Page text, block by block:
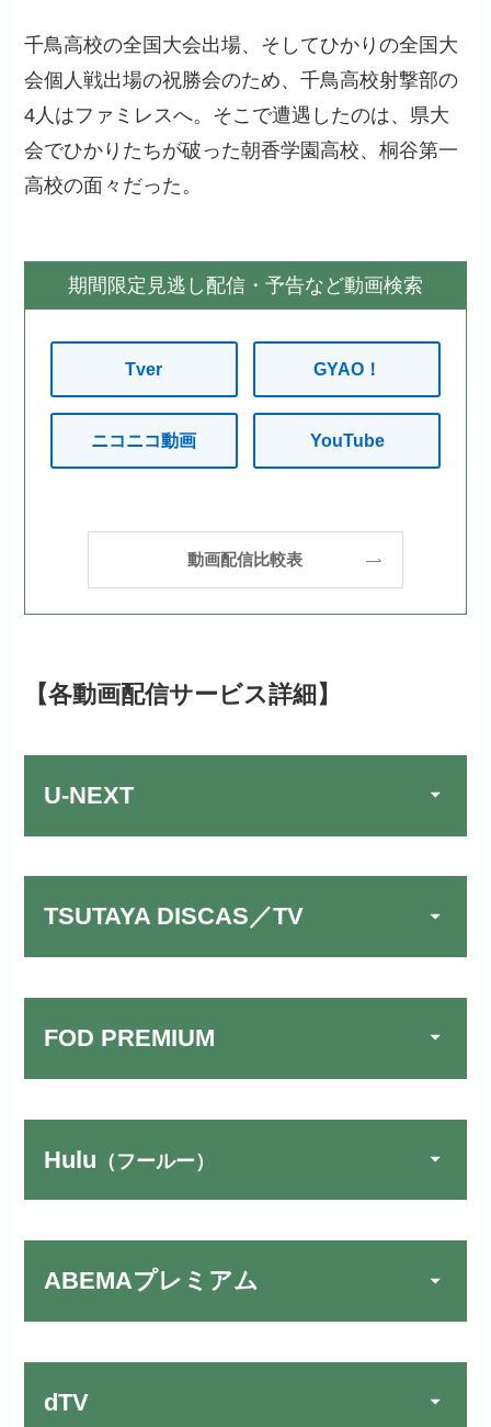
千鳥高校の全国大会出場、そしてひかりの全国大
会個人戦出場の祝勝会のため、千鳥高校射撃部の
4人はファミレスへ。そこで遭遇したのは、県大
会でひかりたちが破った朝香学園高校、桐谷第一
高校の面々だった。
期間限定見逃し配信・予告など動画検索
Tver GYAO！
ニコニコ動画 YouTube
動画配信比較表
【各動画配信サービス詳細】
U-NEXT
リンク先：https://video.unext.jp/
す！
TSUTAYA DISCAS／TV
公式
リンク先：
FOD PREMIUM
Hulu （フールー）
ABEMAプレミアム
dTV